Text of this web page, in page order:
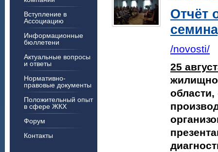
Вступление в
Ассоциацию
Информационные
бюллетени
Актуальные вопросы
и ответы
Нормативно-
правовые документы
Положительный опыт
в сфере ЖКХ
Форум
Контакты
Отчёт
/novosti/
25